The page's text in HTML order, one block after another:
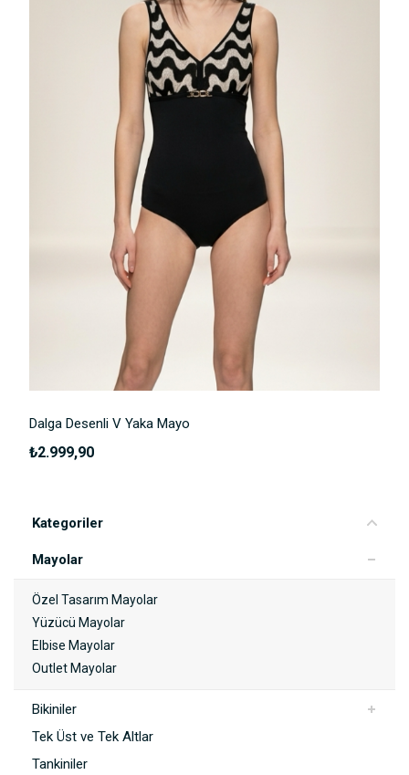
Kategoriler
Mayolar
Özel Tasarım Mayolar
Yüzücü Mayolar
Elbise Mayolar
Outlet Mayolar
Bikiniler
Tek Üst ve Tek Altlar
Tankiniler
Yorum Ekle
Dalga Desenli V Yaka Mayo
₺2.999,90